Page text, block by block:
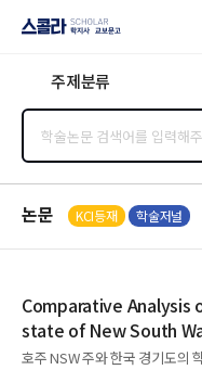
지사·교보문고
주제분류
논문 KCI등재 학술저널
Comparative Analysis
state of New South
Province, South Korea
호주 NSW 주와 한국 경기도의